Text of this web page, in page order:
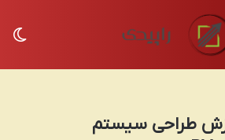
طراحی سیستم